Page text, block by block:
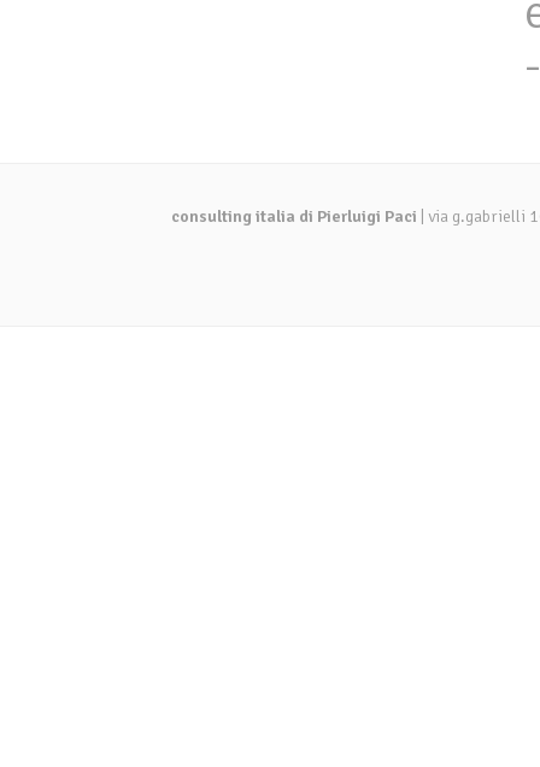
consulting italia di Pierluigi Paci | via g.gabrielli